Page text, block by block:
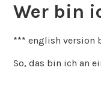
Wer bin
*** english version
So, das bin ich an